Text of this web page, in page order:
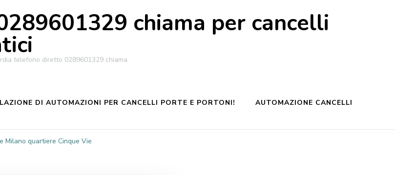
chiama per cancelli
telefono diretto 0289601329 chiama
DI AUTOMAZIONI PER CANCELLI PORTE E PORTONI! AUTOMAZIONE CANCELLI
Milano quartiere Cinque Vie